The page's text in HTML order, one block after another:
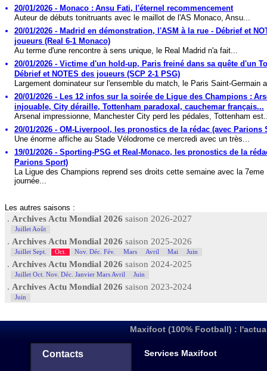
20/01/2026 - Monaco : Ansu Fati, l'éternel recommencement
Auteur de débuts tonitruants avec le maillot de l'AS Monaco, Ansu...
20/01/2026 - Madrid en démonstration, l'ASM à la rue - Débrief et
joueurs (Real 6-1 Monaco)
Au terme d'une rencontre à sens unique, le Real Madrid n'a fait...
20/01/2026 - Victime d'un hold-up, Paris freiné dans sa quête d'un
Débrief et NOTES des joueurs (SCP 2-1 PSG)
Largement dominateur sur l'ensemble du match, le Paris Saint-Germain
20/01/2026 - Les 12 infos sur la soirée de Ligue des Champions :
injouable, City déraille, Tottenham paradoxal, cauchemar français...
Arsenal impressionne, Manchester City perd les pédales, Tottenham
20/01/2026 - OM-Liverpool, les pronostics de la rédac (avec Parions
Une énorme affiche au Stade Vélodrome ce mercredi avec un très...
19/01/2026 - Sporting-PSG et Real-Monaco, les pronostics de la
Parions Sport)
La Ligue des Champions reprend ses droits cette semaine avec la 7eme
journée...
Les autres saisons :
. Archives Actu Mondial 2026 saison 2026-2027
Juillet Août
. Archives Actu Mondial 2026 saison 2025-2026
Juillet Sept. Oct. Nov. Déc. Fév. Mars Avril Mai Juin
. Archives Actu Mondial 2026 saison 2024-2025
Juillet Oct. Nov. Déc. Janvier Mars Avril Juin
. Archives Actu Mondial 2026 saison 2023-2024
Juin
Maxifoot (100% Football) :
Contacts Services Maxifoot